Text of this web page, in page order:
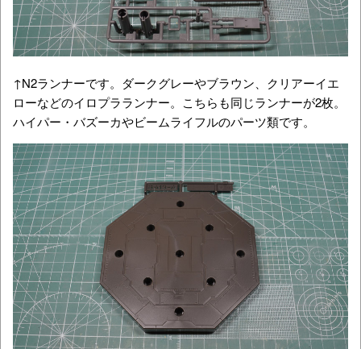
↑N2ランナーです。ダークグレーやブラウン、クリアーイエ
ローなどのイロプラランナー。こちらも同じランナーが2枚。
ハイパー・バズーカやビームライフルのパーツ類です。